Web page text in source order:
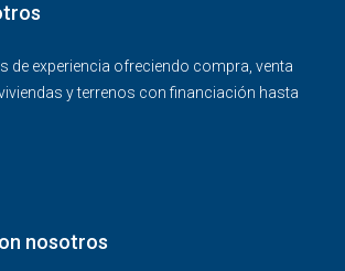
de experiencia ofreciendo compra, venta
y terrenos con financiación hasta
nosotros